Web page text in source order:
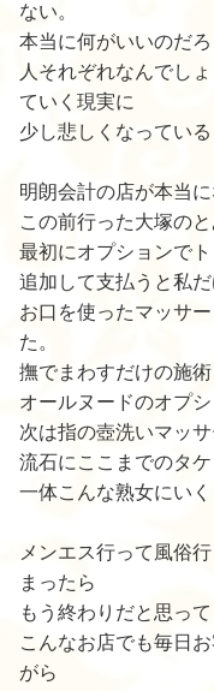
ない。
本当に何がいいのだろ
人それぞれなんでし
ていく現実に
少し悲しくなっている
明朗会計の店が本当
この前行った大塚の
最初にオプションで
追加して支払うと私
お口を使ったマッサ
た。
撫でまわすだけの施
オールヌードのオプ
次は指の壺洗いマッ
流石にここまでのタ
一体こんな熟女にい
メンエス行って風俗
まったら
もう終わりだと思って
こんなお店でも毎日
がら